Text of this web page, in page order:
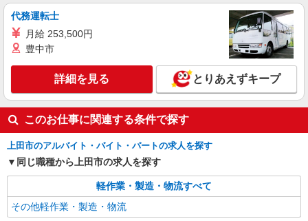
キープ 詳細を見る
派遣社員
パーソルテンプスタッフ株式会社 上信コーディネートセンター（上
田）/26-0555042
未経験OK！土日祝休み＆残業ほぼなしのカン
タンワーク☆軽作業
時給1250円
長野県上田市／最寄駅：大学前（長野県）駅、
下之郷駅 ≪車通勤可≫ ※無料駐車場あり
派遣社員
パーソルテンプスタッフ株式会社 上信コーディネートセンター（上
代務運転士
月給 253,500円
豊中市
詳細を見る とりあえずキープ
このお仕事に関連する条件で探す
上田市のアルバイト・バイト・パートの求人を探す
同じ職種から上田市の求人を探す
軽作業・製造・物流すべて
その他軽作業・製造・物流